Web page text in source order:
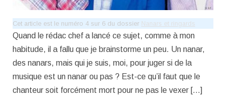
Cet article est le numéro 4 sur 6 du dossier Nanars et ringards
Quand le rédac chef a lancé ce sujet, comme à mon
habitude, il a fallu que je brainstorme un peu. Un nanar,
des nanars, mais qui je suis, moi, pour juger si de la
musique est un nanar ou pas ? Est-ce qu’il faut que le
chanteur soit forcément mort pour ne pas le vexer […]